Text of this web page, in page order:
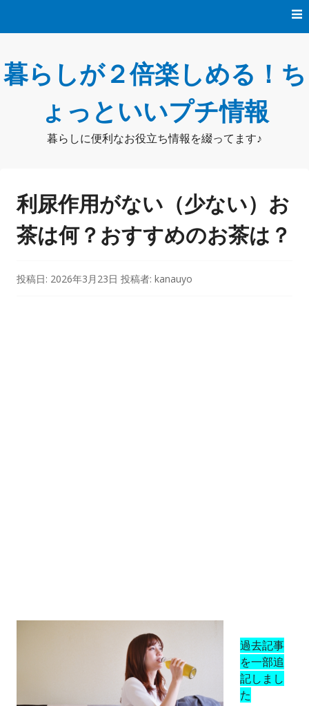
ツ
へ
暮らしが２倍楽しめる！ち
ょっといいプチ情報
暮らしに便利なお役立ち情報を綴ってます♪
利尿作用がない（少ない）お
茶は何？おすすめのお茶は？
投稿日: 2026年3月23日 投稿者: kanauyo
過去記事
を一部追
記しまし
た